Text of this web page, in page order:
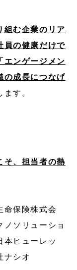
組む企業のリア
員の健康だけで
エンゲージメン
の成長につなげ
ます。
そ、担当者の熱
命保険株式会
ソリューショ
本ヒューレッ
ナシオ